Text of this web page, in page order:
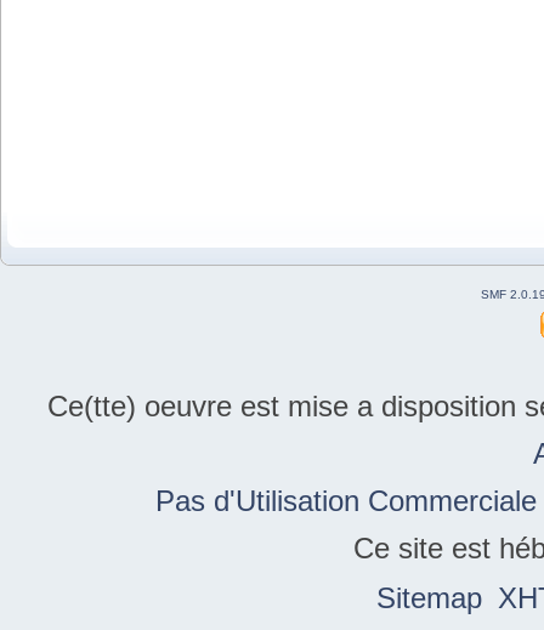
SMF
Ce(tte) oeuvre est mise a disposition
Pas d'Utilisation
Ce site est
Sitemap